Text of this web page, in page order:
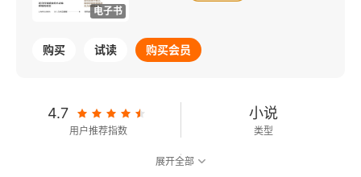
电子书
购买 试读 购买会员
4.7
用户推荐指数
小说
类型
展开全部